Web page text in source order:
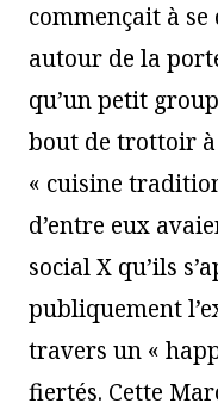
commençait à
autour de la
qu’un petit
bout de trottoir à
« cuisine
d’entre eux
social X qu’ils
publiquement
travers un «
fiertés. Cette